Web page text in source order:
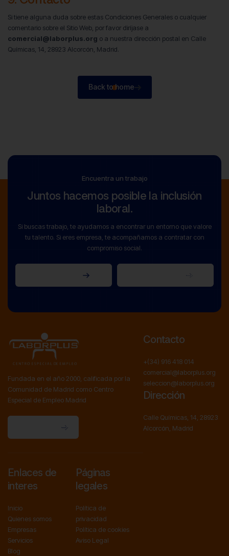
Si tiene alguna duda sobre estas Condiciones Generales o cualquier
comentario sobre el Sitio Web, por favor diríjase a
comercial@laborplus.org o a nuestra dirección postal en Calle
Químicas, 14, 28923 Alcorcón, Madrid.
Back to home
Back to home
Encuentra un trabajo
Juntos hacemos posible la inclusión
laboral.
Si buscas trabajo, te ayudamos a encontrar un entorno que valore
tu talento. Si eres empresa, te acompañamos a contratar con
compromiso social.
Soy empresa
Soy candidato
Fundada en el año 2000, calificada por la
Comunidad de Madrid como Centro
Especial de Empleo Madrid
Contactanos
Contacto
+(34) 916 418 014
comercial@laborplus.org
seleccion@laborplus.org
Dirección
Calle Químicas, 14, 28923
Alcorcón, Madrid
Enlaces de
interes
Inicio
Quienes somos
Empresas
Servicios
Blog
Páginas
legales
Política de
privacidad
Política de cookies
Aviso Legal